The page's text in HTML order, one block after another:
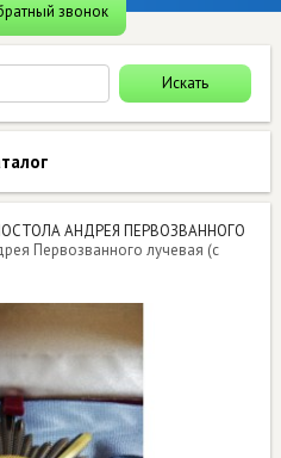
звонок
АНДРЕЯ ПЕРВОЗВАННОГО
Первозванного лучевая (с